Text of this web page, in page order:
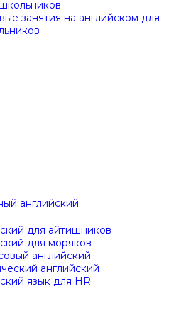
занятия на английском для
английский
для айтишников
для моряков
английский
английский
язык для HR